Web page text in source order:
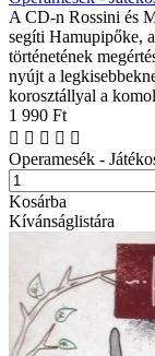
A CD-n Rossini és
segíti Hamupipőke,
történetének
nyújt a
korosztállyal a
1 990 Ft
Operamesék -
Kosárba
Kívánságlistára